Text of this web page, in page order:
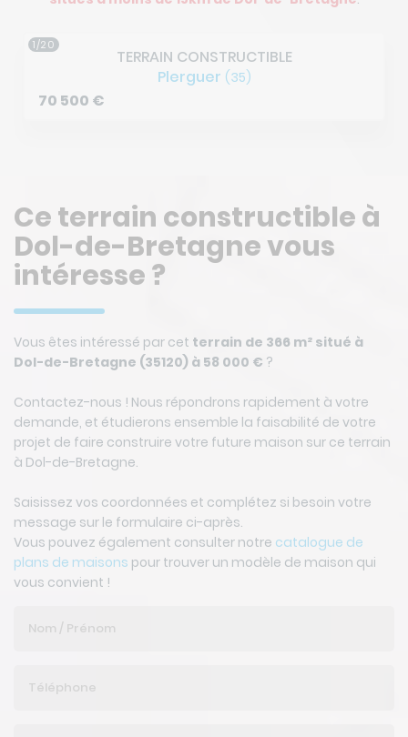
2/20
TERRAIN CONSTRUCTIBLE
Le Vivier-sur-Mer
69 500 €
Ce terrain constructible à
Dol-de-Bretagne vous
intéresse ?
Vous êtes intéressé par cet terrain de 366 m² situé à
Dol-de-Bretagne (35120) à 58 000 € ?
Contactez-nous ! Nous répondrons rapidement à votre
demande, et étudierons ensemble la faisabilité de votre
projet de faire construire votre future maison sur ce terrain
à Dol-de-Bretagne.
Saisissez vos coordonnées et complétez si besoin votre
message sur le formulaire ci-après.
Vous pouvez également consulter notre catalogue de
plans de maisons pour trouver un modèle de maison qui
vous convient !